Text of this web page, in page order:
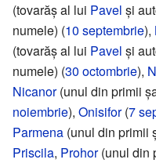
(tovarăș al lui Pavel și
numele) (10 septembrie),
(tovarăș al lui Pavel și
numele) (30 octombrie),
Nicanor(unul din primii
noiembrie), Onisifor(7
Parmena (unul din primii
Priscila, Prohor(unul din